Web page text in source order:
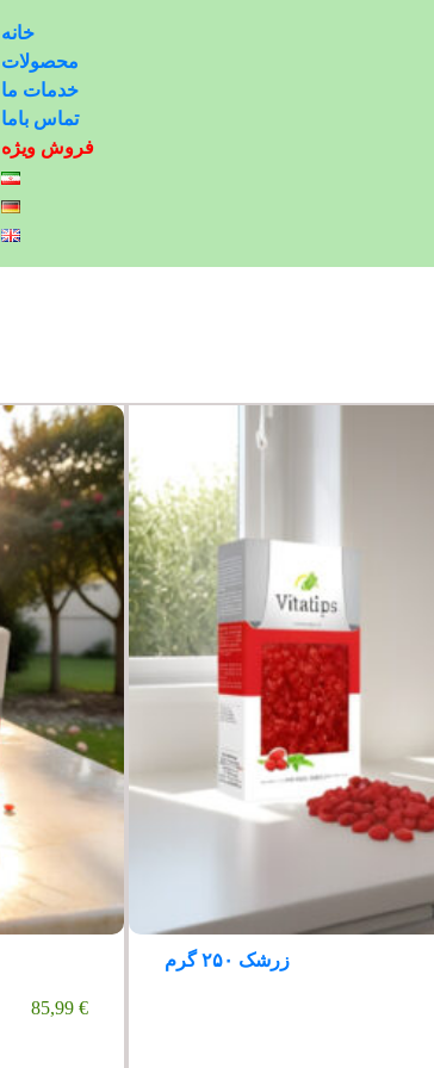
خانه
محصولات
خدمات ما
تماس باما
فروش ویژه
زرشک ۲۵۰ گرم
€
85,99